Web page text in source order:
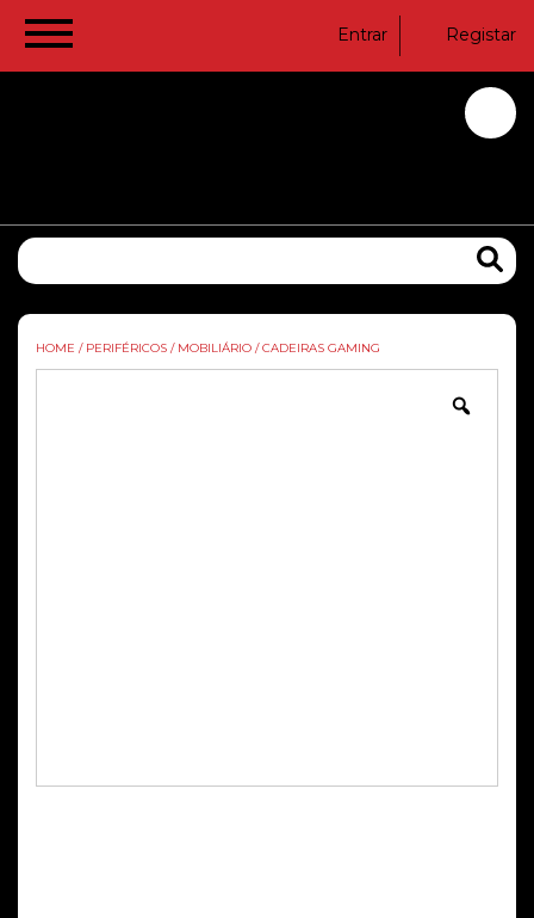
Entrar Registar
HOME / PERIFÉRICOS / MOBILIÁRIO / CADEIRAS GAMING